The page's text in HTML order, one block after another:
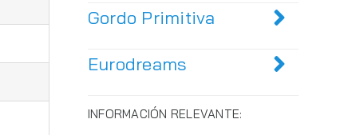
Gordo Primitiva
Eurodreams
INFORMACIÓN RELEVANTE: